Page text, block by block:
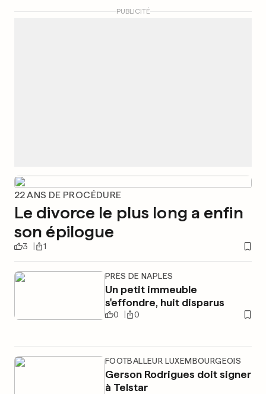
PUBLICITÉ
22 ANS DE PROCÉDURE
Le divorce le plus long a enfin
son épilogue
3 1
PRÈS DE NAPLES
Un petit immeuble
s'effondre, huit disparus
0 0
FOOTBALLEUR LUXEMBOURGEOIS
Gerson Rodrigues doit signer
à Telstar